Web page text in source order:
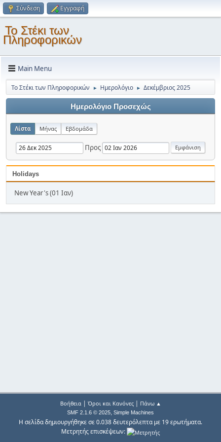
Σύνδεση Εγγραφή
Το Στέκι των
Πληροφορικών
Main Menu
Το Στέκι των Πληροφορικών ► Ημερολόγιο ► Δεκέμβριος 2025
Ημερολόγιο Προσεχώς
Λίστα Μήνας Εβδομάδα
Προς
Holidays
New Year's (01 Ιαν)
Βοήθεια| Όροι και Κανόνες| Πάνω ▲
SMF 2.1.6 © 2025, Simple Machines
Η σελίδα δημιουργήθηκε σε 0.038 δευτερόλεπτα με 19 ερωτήματα.
Μετρητής επισκέψεων: